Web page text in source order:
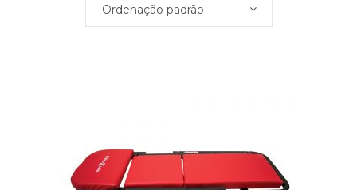
Ordenação padrão